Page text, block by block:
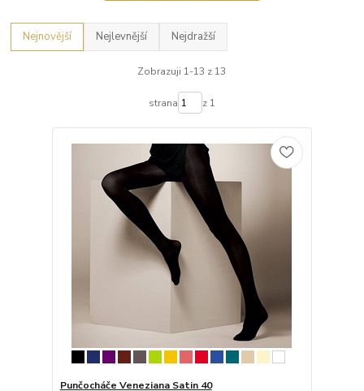
Nejnovější Nejlevnější Nejdražší
Zobrazuji 1-13 z 13
strana z 1
Punčocháče Veneziana Satin 40